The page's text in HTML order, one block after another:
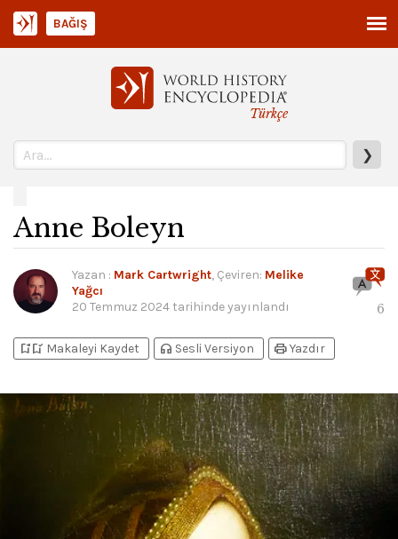
Türkçe
❯
BAĞIŞ
Anne Boleyn
Yazan : Mark Cartwright, Çeviren: Melike
Yağcı
20 Temmuz 2024 tarihinde yayınlandı 6
bookmark_addbookmark_added Makaleyi Kaydet headphones Sesli Versiyon printYazdır